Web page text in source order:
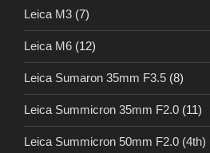
Leica M3 (7)
Leica M6 (12)
Leica Sumaron 35mm F3.5 (8)
Leica Summicron 35mm F2.0 (11)
Leica Summicron 50mm F2.0 (4th)